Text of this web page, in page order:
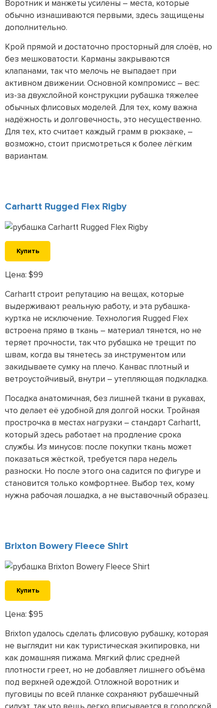
Воротник и манжеты усилены – места, которые
обычно изнашиваются первыми, здесь защищены
дополнительно.
Крой прямой и достаточно просторный для слоёв, но
без мешковатости. Карманы закрываются
клапанами, так что мелочь не выпадает при
активном движении. Основной компромисс – вес:
из-за двухслойной конструкции рубашка тяжелее
обычных флисовых моделей. Для тех, кому важна
надёжность и долговечность, это несущественно.
Для тех, кто считает каждый грамм в рюкзаке, –
возможно, стоит присмотреться к более лёгким
вариантам.
Carhartt Rugged Flex Rigby
Купить
Цена: $99
Carhartt строит репутацию на вещах, которые
выдерживают реальную работу, и эта рубашка-
куртка не исключение. Технология Rugged Flex
встроена прямо в ткань – материал тянется, но не
теряет прочности, так что рубашка не трещит по
швам, когда вы тянетесь за инструментом или
закидываете сумку на плечо. Канвас плотный и
ветроустойчивый, внутри – утепляющая подкладка.
Посадка анатомичная, без лишней ткани в рукавах,
что делает её удобной для долгой носки. Тройная
прострочка в местах нагрузки – стандарт Carhartt,
который здесь работает на продление срока
службы. Из минусов: после покупки ткань может
показаться жёсткой, требуется пара недель
разноски. Но после этого она садится по фигуре и
становится только комфортнее. Выбор тех, кому
нужна рабочая лошадка, а не выставочный образец.
Brixton Bowery Fleece Shirt
Купить
Цена: $95
Brixton удалось сделать флисовую рубашку, которая
не выглядит ни как туристическая экипировка, ни
как домашняя пижама. Мягкий флис средней
плотности греет, но не добавляет лишнего объёма
под верхней одеждой. Отложной воротник и
пуговицы по всей планке сохраняют рубашечный